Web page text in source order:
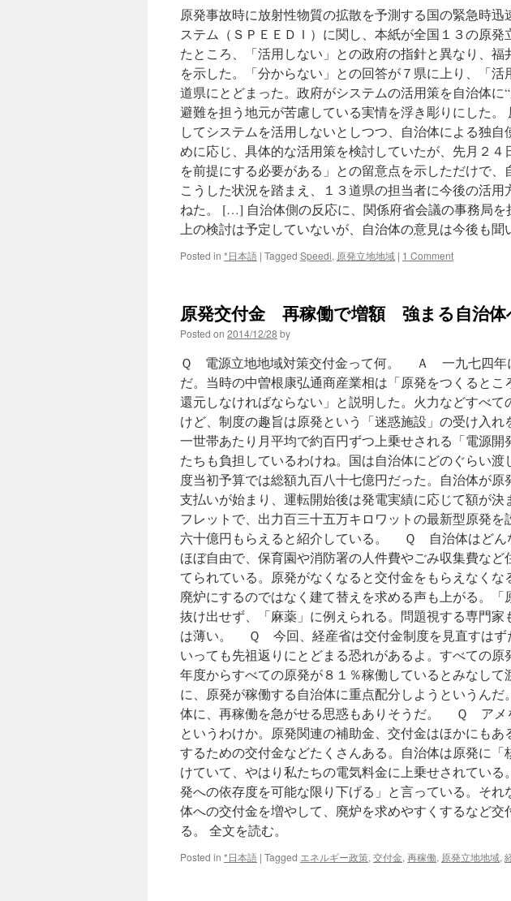
原発事故時に放射性物質の拡散を予測する国の緊急時
ステム（ＳＰＥＥＤＩ）に関し、本紙が全国１３の原
たところ、「活用しない」との政府の指針と異なり、福
を示した。「分からない」との回答が７県に上り、「活
道県にとどまった。政府がシステムの活用策を自治体に
避難を担う地元が苦慮している実情を浮き彫りにした。
してシステムを活用しないとしつつ、自治体による独
めに応じ、具体的な活用策を検討していたが、先月２
を前提にする必要がある」との留意点を示しただけで
こうした状況を踏まえ、１３道県の担当者に今後の活
ねた。 […] 自治体側の反応に、関係府省会議の事務局を
上の検討は予定していないが、自治体の意見は今後も
Posted in *日本語 | Tagged Speedi, 原発立地地域 | 1 Comment
原発交付金 再稼働で増額 強まる自治体
Posted on 2014/12/28 by
Ｑ 電源立地地域対策交付金って何。 Ａ 一九七四年
だ。当時の中曽根康弘通商産業相は「原発をつくると
還元しなければならない」と説明した。火力などすべて
けど、制度の趣旨は原発という「迷惑施設」の受け入
一世帯あたり月平均で約百円ずつ上乗せされる「電
たちも負担しているわけね。国は自治体にどのぐら
度当初予算では総額九百八十七億円だった。自治体が
支払いが始まり、運転開始後は発電実績に応じて額が
フレットで、出力百三十五万キロワットの最新型原発
六十億円もらえると紹介している。 Ｑ 自治体はど
ほぼ自由で、保育園や消防署の人件費やごみ収集費な
てられている。原発がなくなると交付金をもらえなく
廃炉にするのではなく建て替えを求める声も上がる。「
抜け出せず、「麻薬」に例えられる。問題視する専門
は薄い。 Ｑ 今回、経産省は交付金制度を見直すは
いっても先祖返りにとどまる恐れがあるよ。すべての
年度からすべての原発が８１％稼働しているとみなして
に、原発が稼働する自治体に重点配分しようというん
体に、再稼働を急がせる思惑もありそうだ。 Ｑ アメ
というわけか。原発関連の補助金、交付金はほかに
するための交付金などたくさんある。自治体は原発に
けていて、やはり私たちの電気料金に上乗せされてい
発への依存度を可能な限り下げる」と言っている。そ
体への交付金を増やして、廃炉を求めやすくするなど
る。 全文を読む。
Posted in *日本語 | Tagged エネルギー政策, 交付金, 再稼働, 原発立地地域,